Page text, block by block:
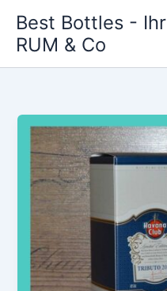
Inhalt
springen
Best Bottles -
RUM & Co